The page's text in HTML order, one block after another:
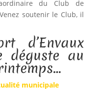
du Club de
soutenir le Club, il
d’Envaux
déguste au
municipale